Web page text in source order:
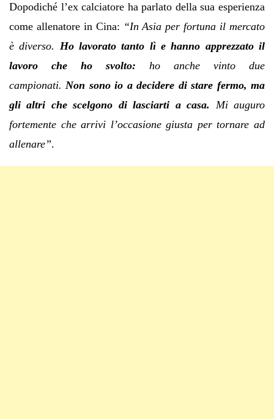
Dopodiché l’ex calciatore ha parlato della sua esperienza
come allenatore in Cina: “In Asia per fortuna il mercato
è diverso. Ho lavorato tanto lì e hanno apprezzato il
lavoro che ho svolto: ho anche vinto due
campionati. Non sono io a decidere di stare fermo, ma
gli altri che scelgono di lasciarti a casa.
Mi auguro
fortemente che arrivi l’occasione giusta per tornare ad
allenare”.